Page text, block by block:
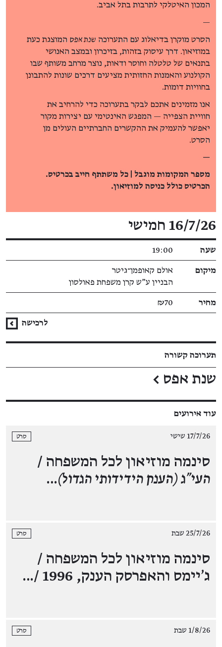
המכון האיטלקי לתרבות בתל אביב.
—
הסרט מוקרן בדיאלוג עם התערוכה שנת אפס המוצגת כעת
במוזיאון. דרך עיסוק בזהות, בזיכרון ובמצב האנושי
בתנאים של טלטלה וחוסר ודאות, נוצר מרחב משותף שבו
הקולנוע והאמנות החזותית מציעים דרכים שונות להתבונן
בחוויות דומות.
אנו מזמינים אתכם לבקר בתערוכה כדי להרחיב את
חוויית הצפייה — המפגש האינטימי עם יצירות מקור
יאפשר להעמיק את ההקשרים החברתיים העולים מן
הסרט.
—
מספר המקומות מוגבל | כל משתתף חייב בכרטיס.
הכרטיס כולל כניסה למוזיאון.
פרטי האירוע
16/7/26 חמישי
שעה 19:00
מיקום
אולם קאופמן־גיטר
הבניין ע"ש קרן משפחת פאולסון
מחיר ₪70
לרכישה
תערוכה קשורה
שנת אפס ←
עוד אירועים
17/7/26 שישי סרט
סינמה מוזיאון לכל המשפחה /
העי"ג (הענק הידידותי הגדול)…
25/7/26 שבת סרט
סינמה מוזיאון לכל המשפחה /
ג'יימס והאפרסק הענק, 1996 /…
1/8/26 שבת סרט